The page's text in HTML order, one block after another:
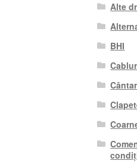
Alte
BHI